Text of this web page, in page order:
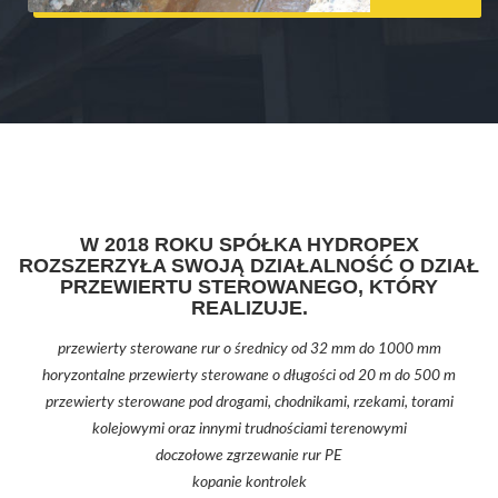
W 2018 ROKU SPÓŁKA HYDROPEX
ROZSZERZYŁA SWOJĄ DZIAŁALNOŚĆ O DZIAŁ
PRZEWIERTU STEROWANEGO, KTÓRY
REALIZUJE.
przewierty sterowane rur o średnicy od 32 mm do 1000 mm
horyzontalne przewierty sterowane o długości od 20 m do 500 m
przewierty sterowane pod drogami, chodnikami, rzekami, torami
kolejowymi oraz innymi trudnościami terenowymi
doczołowe zgrzewanie rur PE
kopanie kontrolek